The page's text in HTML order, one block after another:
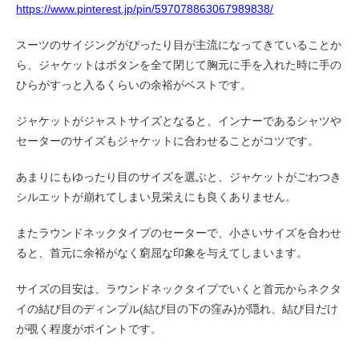
https://www.pinterest.jp/pin/597078863067989838/
スーツのサイジングがぴったり目が主流になってきていることか
ら、ジャケットはボタンを全て閉じて胸元に手を入れた時に手の
ひらがすっと入るくらいの余裕がベストです。
ジャケットがジャストサイズとなると、インナーであるシャツや
セーターのサイズもジャケットに合わせることがコツです。
あまりにもゆったり目のサイズを選ぶと、ジャケットがごわつき
シルエットが崩れてしまい見栄えにも良くありません。
またラウンドネックタイプのセーターで、小さいサイズを合わせ
ると、首元に余裕がなく窮屈な印象を与えてしまいます。
サイズの目安は、ラウンドネックタイプでいくと首元からネクタ
イの結び目のディンプル(結び目の下の窪み)が隠れ、結び目だけ
が覗く程度がポイントです。